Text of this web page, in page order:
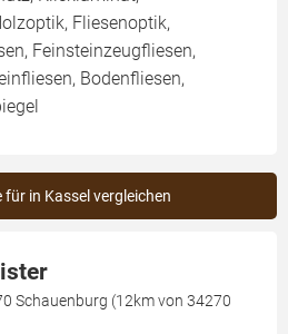
Fliesenoptik,
Feinsteinzeugfliesen,
Bodenfliesen,
in Kassel vergleichen
Schauenburg (12km von 34270